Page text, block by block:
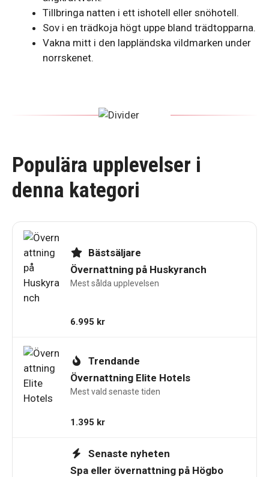
Tillbringa natten i ett ishotell eller snöhotell.
Sov i en trädkoja högt uppe bland trädtopparna.
Vakna mitt i den lappländska vildmarken under
norrskenet.
Populära upplevelser i
denna kategori
Bästsäljare
Övernattning på Huskyranch
Mest sålda upplevelsen
6.995 kr
Trendande
Övernattning Elite Hotels
Mest vald senaste tiden
1.395 kr
Senaste nyheten
Spa eller övernattning på Högbo